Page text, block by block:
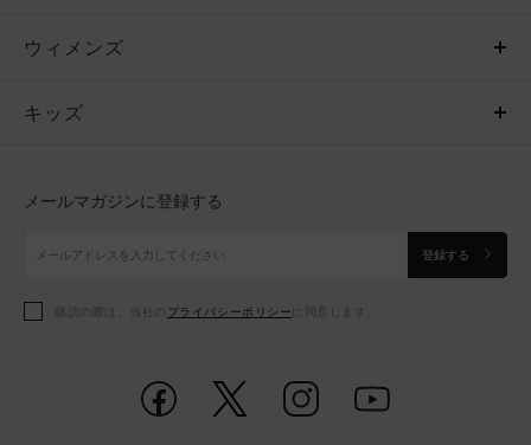
ウィメンズ
キッズ
アクセサリー
トップス
ボトムス
アクセサリー
ウィメンズ
トップス
シューズ
アクセサリー
キッズ
シューズ
メールマガジンに登録する
登録する
購読の際は、当社の プライバシーポリシー に同意します。